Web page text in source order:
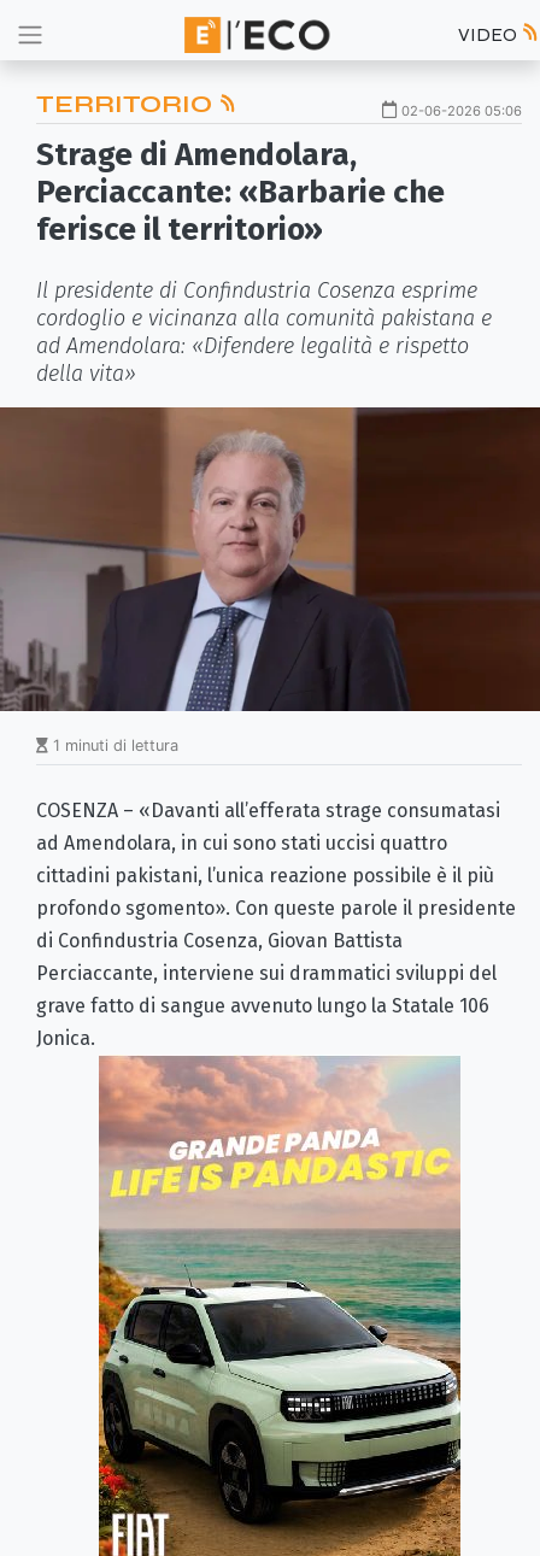
VIDEO
TERRITORIO 02-06-2026 05:06
Strage di Amendolara,
Perciaccante: «Barbarie che
ferisce il territorio»
Il presidente di Confindustria Cosenza esprime
cordoglio e vicinanza alla comunità pakistana e
ad Amendolara: «Difendere legalità e rispetto
della vita»
1 minuti di lettura
COSENZA – «Davanti all’efferata strage consumatasi
ad Amendolara, in cui sono stati uccisi quattro
cittadini pakistani, l’unica reazione possibile è il più
profondo sgomento». Con queste parole il presidente
di Confindustria Cosenza, Giovan Battista
Perciaccante, interviene sui drammatici sviluppi del
grave fatto di sangue avvenuto lungo la Statale 106
Jonica.